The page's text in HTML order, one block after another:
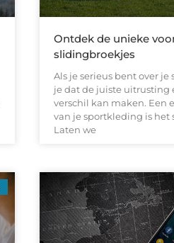
Ontdek de unieke
slidingbroekjes
Als je serieus bent over
je dat de juiste uitrusting
verschil kan maken. Een
van je sportkleding is het
Laten we